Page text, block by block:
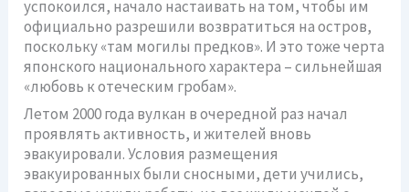
успокоился, начало настаивать на том, чтобы им
официально разрешили возвратиться на остров,
поскольку «там могилы предков». И это тоже черта
японского национального характера – сильнейшая
«любовь к отеческим гробам».
Летом 2000 года вулкан в очередной раз начал
проявлять активность, и жителей вновь
эвакуировали. Условия размещения
эвакуированных были сносными, дети учились,